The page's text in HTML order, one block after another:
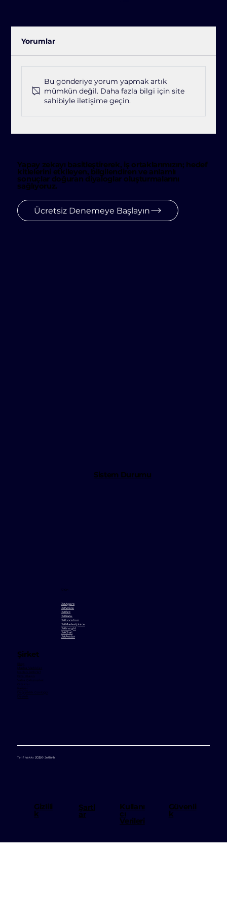
Jetlink'ten Açık Kaynak Hamle:
Yorumlar
Bu gönderiye yorum yapmak artık
mümkün değil. Daha fazla bilgi için site
sahibiyle iletişime geçin.
Yapay zekayı basitleştirerek, iş ortaklarımızın; hedef
kitlelerini etkileyen, bilgilendiren ve anlamlı
sonuçlar doğuran diyaloglar oluşturmalarını
sağlıyoruz.
Ücretsiz Denemeye Başlayın
Sistem Durumu
Ürün
JetAgent
JetVoice
JetBot
JetRate
JetLocation
JetMarketplace
JetInsight
JetChat
JetAvatar
Şirket
Marka Varlıkları
Vaka Çalışmaları
Telif hakkı 2025© Jetlink
Gizlili
k
Şartl
ar
Kullanı
cı
Verileri
Güvenli
k